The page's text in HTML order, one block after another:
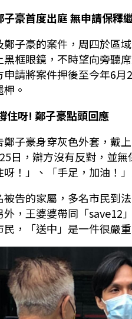
子豪首度出庭無申請保釋
鄭子豪的案件，周四於區
黑框眼鏡，不時望向旁聽
申請將案件押後至今年6
。
住呀! 鄭子豪點頭回應
鄭子豪身穿灰色外套，戴
日，辯方沒有反對，並
呀！」、「手足，加油！
被告的家屬，多名市民到
外，王婆婆帶同「save12
民，「送中」是一件很嚴